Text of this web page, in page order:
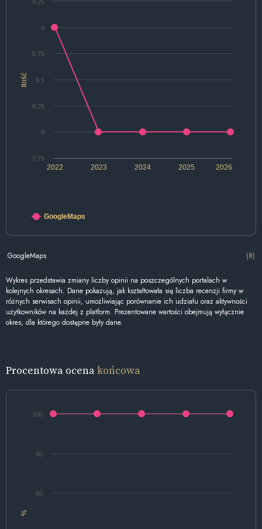
Ilość
2022 2024 2026
2023 2025
7.75
8
8.25
8.5
8.75
9
9.25
GoogleMaps
GoogleMaps (8)
Wykres przedstawia zmiany liczby opinii na poszczególnych portalach w
kolejnych okresach. Dane pokazują, jak kształtowała się liczba recenzji firmy w
różnych serwisach opinii, umożliwiając porównanie ich udziału oraz aktywności
użytkowników na każdej z platform. Prezentowane wartości obejmują wyłącznie
okres, dla którego dostępne były dane.
Procentowa ocenakońcowa
%
60
80
100